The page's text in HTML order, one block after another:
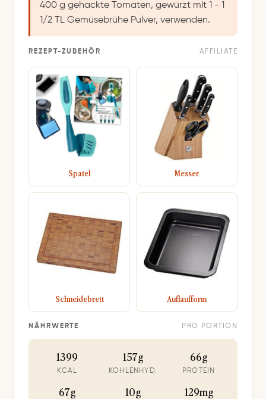
400 g gehackte Tomaten, gewürzt mit 1 - 1
1/2 TL Gemüsebrühe Pulver, verwenden.
REZEPT-ZUBEHÖR AFFILIATE
Spatel Messer
Schneidebrett Auflaufform
NÄHRWERTE PRO PORTION
1399
KCAL
157g
KOHLENHYD.
66g
PROTEIN
67g 10g 129mg